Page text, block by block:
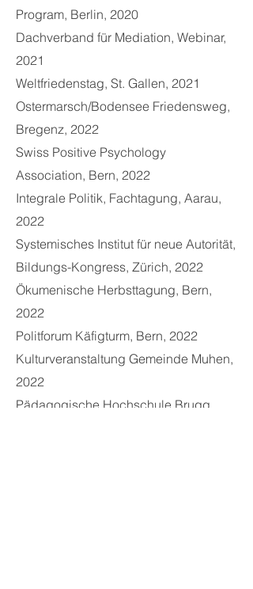
Program, Berlin, 2020
Dachverband für Mediation, Webinar,
2021
Weltfriedenstag, St. Gallen, 2021
Ostermarsch/Bodensee Friedensweg,
Bregenz, 2022
Swiss Positive Psychology
Association, Bern, 2022
Integrale Politik, Fachtagung, Aarau,
2022
Systemisches Institut für neue Autorität,
Bildungs-Kongress, Zürich, 2022
Ökumenische Herbsttagung, Bern,
2022
Politforum Käfigturm, Bern, 2022
Kulturveranstaltung Gemeinde Muhen,
2022
Pädagogische Hochschule Brugg,